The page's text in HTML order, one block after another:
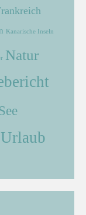
Kanarische Inseln
Natur
Urlaub